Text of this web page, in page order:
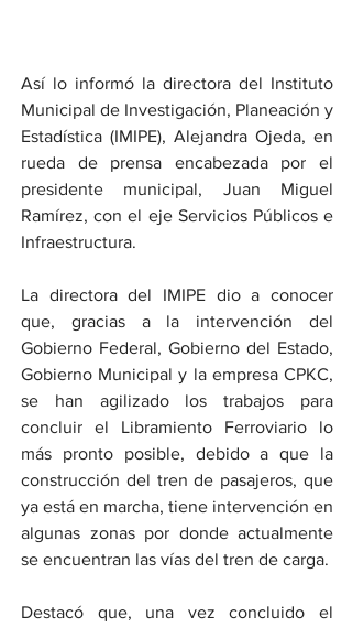
Así lo informó la directora del Instituto
Municipal de Investigación, Planeación y
Estadística (IMIPE), Alejandra Ojeda, en
rueda de prensa encabezada por el
presidente municipal, Juan Miguel
Ramírez, con el eje Servicios Públicos e
Infraestructura.
La directora del IMIPE dio a conocer
que, gracias a la intervención del
Gobierno Federal, Gobierno del Estado,
Gobierno Municipal y la empresa CPKC,
se han agilizado los trabajos para
concluir el Libramiento Ferroviario lo
más pronto posible, debido a que la
construcción del tren de pasajeros, que
ya está en marcha, tiene intervención en
algunas zonas por donde actualmente
se encuentran las vías del tren de carga.
Destacó que, una vez concluido el